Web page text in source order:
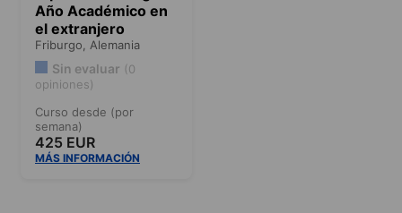
Año Académico en
el extranjero
Friburgo, Alemania
Sin evaluar (0
opiniones)
Curso desde (por
semana)
425 EUR
MÁS INFORMACIÓN